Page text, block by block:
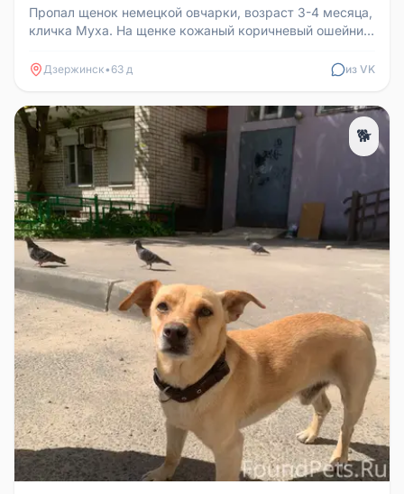
Пропал щенок немецкой овчарки, возраст 3-4 месяца,
кличка Муха. На щенке кожаный коричневый ошейник.
Дзержинск•63 д из VK
🐕